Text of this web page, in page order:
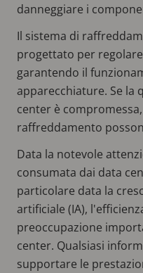
danneggiare i
Il sistema di
progettato per
garantendo il
apparecchiature. Se la
center è
raffreddamento
Data la notevole
consumata dai data
particolare data la
artificiale (IA),
preoccupazione
center. Qualsiasi
supportare le